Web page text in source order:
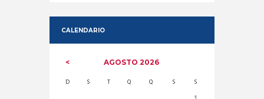
CALENDARIO
AGOSTO2026
D S T Q Q S S